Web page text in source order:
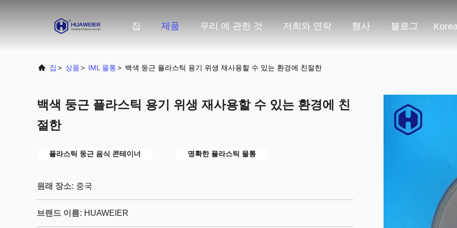
집 제품 우리 에 관한 것 저희와 연락 행사 블로그
집 > 상품> IML 물통> 백색 둥근 플라스틱 용기 위생 재사용할 수 있는 환경에 친절한
백색 둥근 플라스틱 용기 위생 재사용할 수 있는 환경에 친
절한
플라스틱 둥근 음식 콘테이너 명확한 플라스틱 물통
원래 장소: 중국
브랜드 이름: HUAWEIER